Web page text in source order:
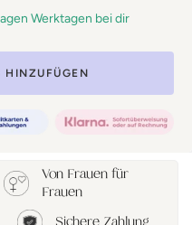
Werktagen bei dir
HINZUFÜGEN
Von Frauen für
Frauen
Sichere Zahlung